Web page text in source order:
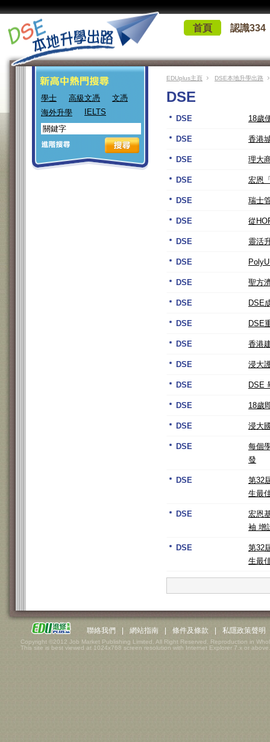
首頁 認識334
學士 高級文憑
文憑
海外升學
IELTS
EDUplus主頁 DSE本地升學出路
DSE
DSE 18歲
DSE 香港
DSE 理大
DSE 宏恩
DSE 瑞士
DSE 從
DSE 靈活
DSE
DSE 聖方
DSE DSE
DSE DSE
DSE 香港
DSE 浸大
DSE DSE
DSE 18歲
DSE 浸大
DSE
每個
發
DSE
第32
生最
DSE
宏恩
袖 增
DSE
第32
生最
聯絡我們 網站指南 條件及條款 私隱政策聲明
Copyright ©2012 Job Market Publishing Limited. All Right Reserved. Reproduction in
This site is best viewed at 1024x768 screen resolution with Internet Explorer 7.x or